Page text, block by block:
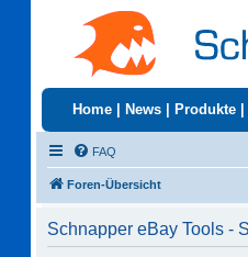
Home News Produkte
FAQ
Foren-Übersicht
Schnapper eBay Tools -